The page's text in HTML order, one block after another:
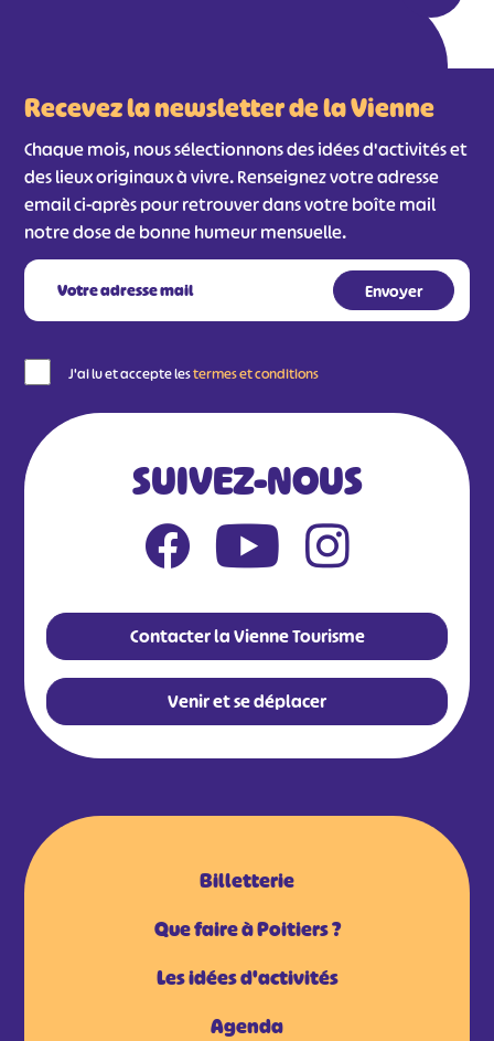
Recevez la newsletter de la Vienne
Chaque mois, nous sélectionnons des idées d'activités et
des lieux originaux à vivre. Renseignez votre adresse
email ci-après pour retrouver dans votre boîte mail
notre dose de bonne humeur mensuelle.
J'ai lu et accepte lestermes et conditions
SUIVEZ-NOUS
Contacter la Vienne Tourisme
Venir et se déplacer
Billetterie
Que faire à Poitiers ?
Les idées d'activités
Agenda
# #
#
#